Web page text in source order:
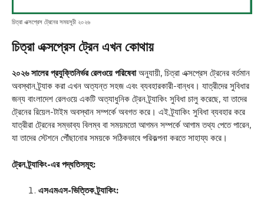
চিত্রা এক্সপ্রেস ট্রেনের সময়সূচী ২০২৬
চিত্রা এক্সপ্রেস ট্রেন এখন কোথায়
২০২৬ সালের প্রযুক্তিনির্ভর রেলওয়ে পরিষেবাঅনুযায়ী, চিত্রা এক্সপ্রেস ট্রেনের বর্তমান
অবস্থান ট্র্যাক করা এখন অত্যন্ত সহজ এবং ব্যবহারকারী-বান্ধব। যাত্রীদের সুবিধার
জন্য বাংলাদেশ রেলওয়ে একটি অত্যাধুনিক ট্রেন ট্র্যাকিং সুবিধা চালু করেছে, যা তাদের
ট্রেনের রিয়েল-টাইম অবস্থান সম্পর্কে অবগত করে। এই ট্র্যাকিং সুবিধা ব্যবহার করে
যাত্রীরা ট্রেনের সম্ভাব্য বিলম্ব বা সময়মতো আগমন সম্পর্কে আগাম তথ্য পেতে পারেন,
যা তাদের স্টেশনে পৌঁছানোর সময়কে সঠিকভাবে পরিকল্পনা করতে সাহায্য করে।
ট্রেন ট্র্যাকিং-এর পদ্ধতিসমূহ:
এসএমএস-ভিত্তিক ট্র্যাকিং: